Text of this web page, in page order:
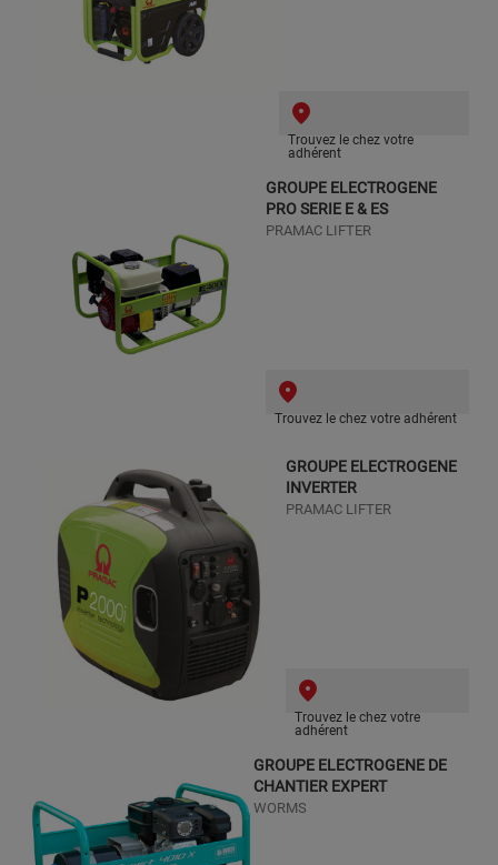
Trouvez le chez votre
adhérent
GROUPE ELECTROGENE
PRO SERIE E & ES
PRAMAC LIFTER
Trouvez le chez votre adhérent
GROUPE ELECTROGENE
INVERTER
PRAMAC LIFTER
Trouvez le chez votre
adhérent
GROUPE ELECTROGENE DE
CHANTIER EXPERT
WORMS